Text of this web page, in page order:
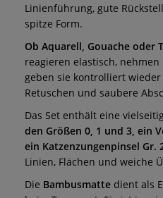
Linienführung, gute
spitze Form.
Ob Aquarell, Gouache oder
reagieren elastisch,
geben sie kontrolliert
Retuschen und saubere
Das Set enthält eine
den Größen 0, 1 und 3, ein
ein Katzenzungenpinsel Gr.
Linien, Flächen und weiche
Die Bambusmatte dient als